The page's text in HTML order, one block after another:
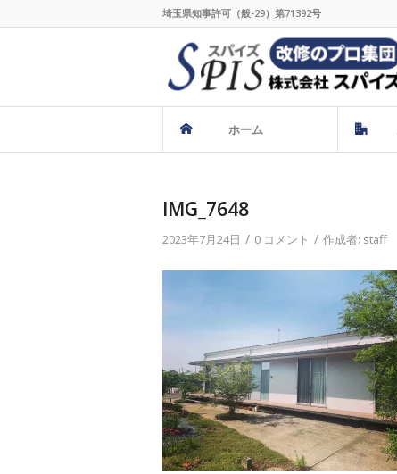
埼玉県知事許可（般-29）第71392号
ホーム
IMG_7648
2023年7月24日 / 0 コメント / 作成者: staff